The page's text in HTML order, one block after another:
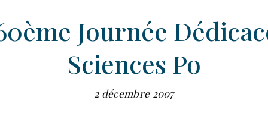
Journée
Sciences Po
2 décembre 2007